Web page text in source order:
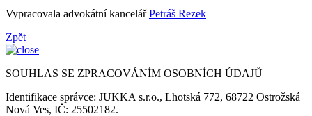
Vypracovala advokátní kancelářPetráš Rezek
Zpět
SOUHLAS SE ZPRACOVÁNÍM OSOBNÍCH ÚDAJŮ
Identifikace správce: JUKKA s.r.o., Lhotská 772, 68722 Ostrožská
Nová Ves, IČ: 25502182.